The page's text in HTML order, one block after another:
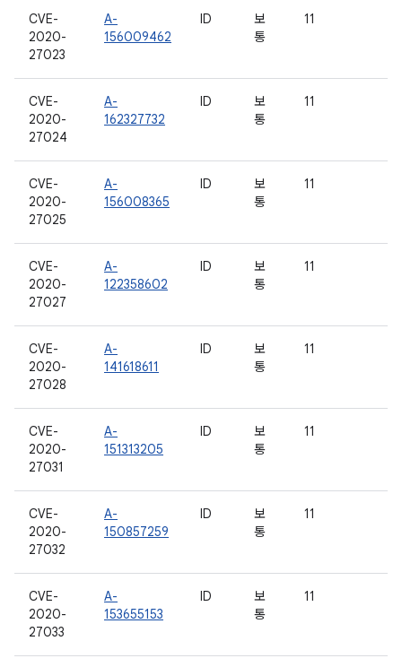
CVE-
2020-
27023
A-
156009462
ID
보
통
11
CVE-
2020-
27024
A-
162327732
ID
보
통
11
CVE-
2020-
27025
A-
156008365
ID
보
통
11
CVE-
2020-
27027
A-
122358602
ID
보
통
11
CVE-
2020-
27028
A-
141618611
ID
보
통
11
CVE-
2020-
27031
A-
151313205
ID
보
통
11
CVE-
2020-
27032
A-
150857259
ID
보
통
11
CVE-
2020-
27033
A-
153655153
ID
보
통
11